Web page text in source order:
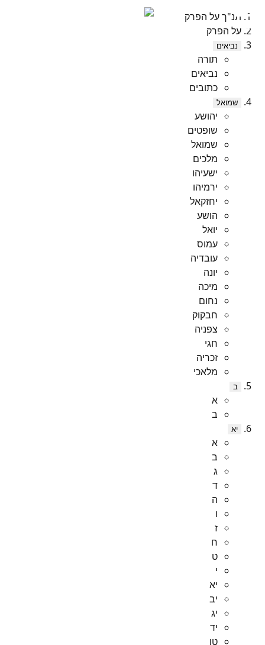
תנ"ך על הפרק
על הפרק
נביאים
תורה
נביאים
כתובים
שמואל
יהושע
שופטים
שמואל
מלכים
ישעיהו
ירמיהו
יחזקאל
הושע
יואל
עמוס
עובדיה
יונה
מיכה
נחום
חבקוק
צפניה
חגי
זכריה
מלאכי
ב
א
ב
יא
א
ב
ג
ד
ה
ו
ז
ח
ט
י
יא
יב
יג
יד
טו